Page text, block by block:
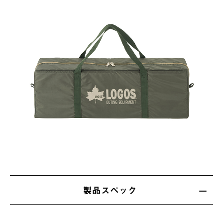
製品スペック